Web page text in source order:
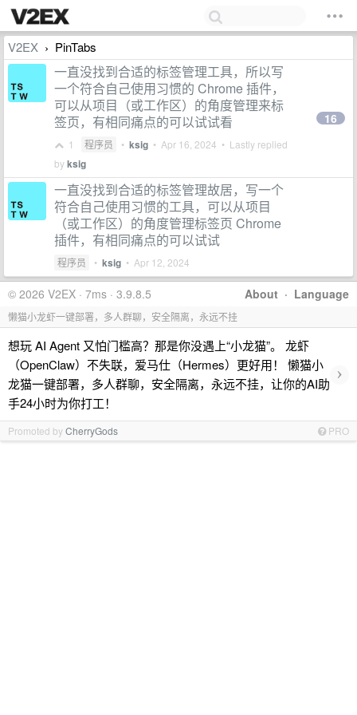
V2EX › PinTabs
一直没找到合适的标签管理工具，所以写
一个符合自己使用习惯的 Chrome 插件，
可以从项目（或工作区）的角度管理来标
签页，有相同痛点的可以试试看
1 程序员 • ksig • Apr 16, 2024 • Lastly replied
byksig
16
一直没找到合适的标签管理故居，写一个
符合自己使用习惯的工具，可以从项目
（或工作区）的角度管理标签页 Chrome
插件，有相同痛点的可以试试
程序员 • ksig • Apr 12, 2024
About · Language
© 2026 V2EX · 7ms · 3.9.8.5
懒猫小龙虾一键部署，多人群聊，安全隔离，永远不挂
想玩 AI Agent 又怕门槛高？那是你没遇上“小龙猫”。 龙虾
（OpenClaw）不失联，爱马仕（Hermes）更好用！ 懒猫小
龙猫一键部署，多人群聊，安全隔离，永远不挂，让你的AI助
手24小时为你打工！
›
Promoted byCherryGods PRO